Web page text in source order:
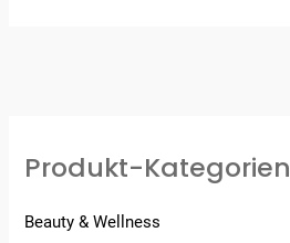
Produkt-Kategorien
Beauty & Wellness